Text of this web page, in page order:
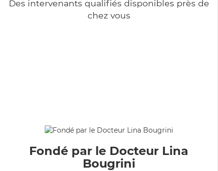
Des intervenants qualifiés disponibles près de
chez vous
Fondé par le Docteur Lina
Bougrini